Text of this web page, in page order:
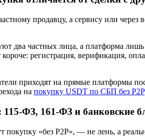
продавцу, а сервису или
два частных лица, а платформа
регистрация, верификация,
приходят на прямые платформы
на покупку USDT по СБП без P2P
ФЗ, 161-ФЗ и банковские
покупку «без P2P», — не лень, а